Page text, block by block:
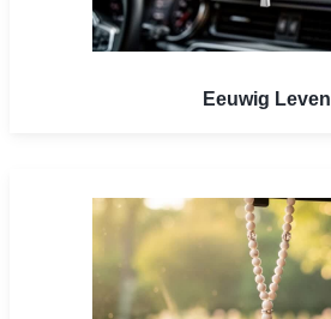
Eeuwig Leven